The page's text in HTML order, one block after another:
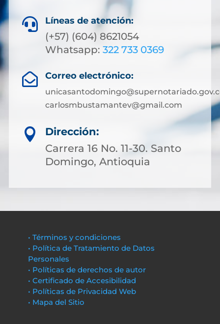
 Líneas de atención:
(+57) (604) 8621054
Whatsapp: 322 733 0369
 Correo electrónico:
carlosmbustamantev@gmail.com

Dirección:
Carrera 16 No. 11-30. Santo
Domingo, Antioquia
• Términos y condiciones
• Política de Tratamiento de Datos
Personales
• Políticas de derechos de autor
• Certificado de Accesibilidad
• Políticas de Privacidad Web
• Mapa del Sitio